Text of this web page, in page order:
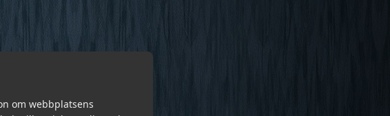
om webbplatsens